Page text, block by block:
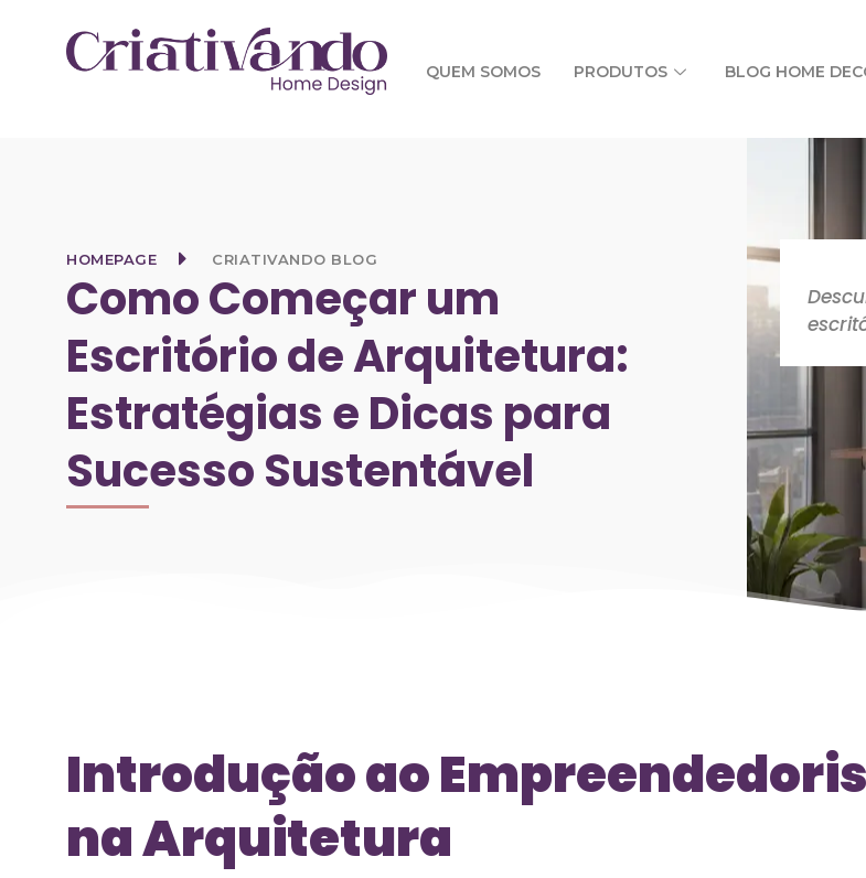
QUEM SOMOS PRODUTOS BLOG HOME
HOMEPAGE CRIATIVANDO BLOG
Como Começar um
Escritório de Arquitetura:
Estratégias e Dicas para
Sucesso Sustentável
Introdução ao
na Arquitetura